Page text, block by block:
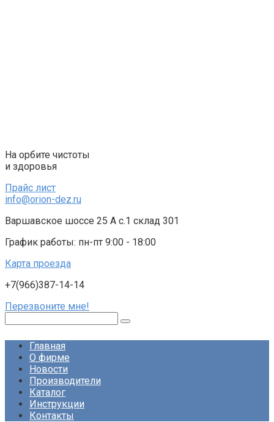
На орбите чистоты
и здоровья
Прайс лист
info@orion-dez.ru
Варшавское шоссе 25 А с.1 склад 301
График работы: пн-пт 9:00 - 18:00
Карта проезда
+7(966)387-14-14
Перезвоните мне!
Главная
О фирме
Новости
Производители
Каталог
Инструкции
Контакты